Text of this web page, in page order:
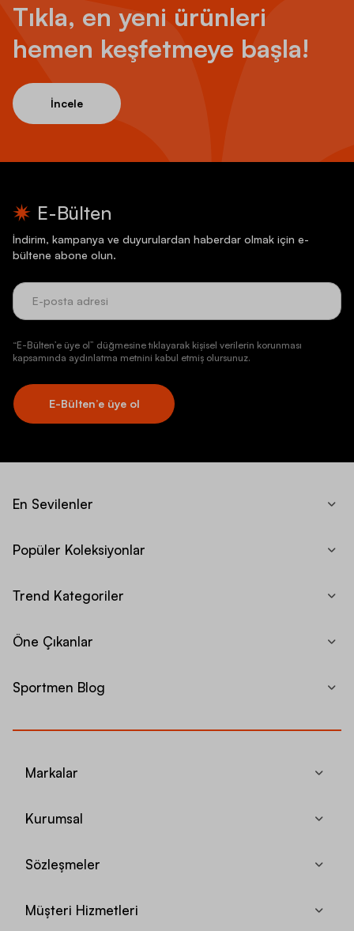
Tıkla, en yeni ürünleri
hemen keşfetmeye başla!
İncele
E-Bülten
İndirim, kampanya ve duyurulardan haberdar olmak için e-
bültene abone olun.
“E-Bülten’e üye ol” düğmesine tıklayarak kişisel verilerin korunması
kapsamında aydınlatma metnini kabul etmiş olursunuz.
E-Bülten’e üye ol
En Sevilenler
Popüler Koleksiyonlar
Trend Kategoriler
Öne Çıkanlar
Sportmen Blog
Markalar
Kurumsal
Sözleşmeler
Müşteri Hizmetleri